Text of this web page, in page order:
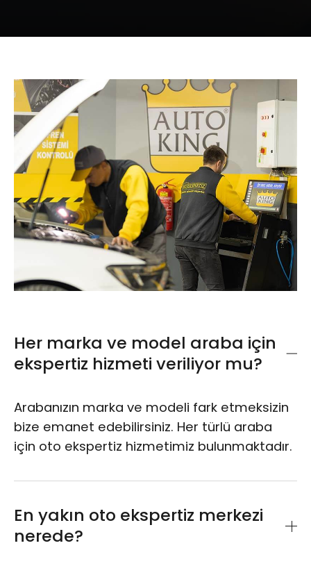
Her marka ve model araba için
ekspertiz hizmeti veriliyor mu?
Arabanızın marka ve modeli fark etmeksizin
bize emanet edebilirsiniz. Her türlü araba
için oto ekspertiz hizmetimiz bulunmaktadır.
En yakın oto ekspertiz merkezi
nerede?